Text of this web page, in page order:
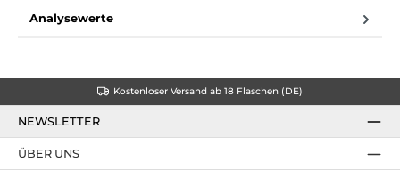
Analysewerte
Kostenloser Versand ab 18 Flaschen (DE)
NEWSLETTER
ÜBER UNS